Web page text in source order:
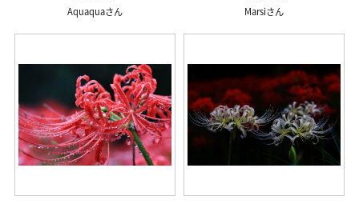
Aquaqua Marsi